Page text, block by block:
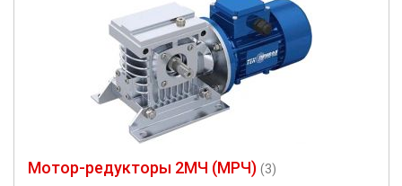
Мотор-редукторы 2МЧ (МРЧ) (3)